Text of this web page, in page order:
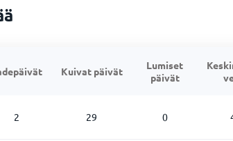
Kuivat päivät
Lumiset
päivät
2 29 0